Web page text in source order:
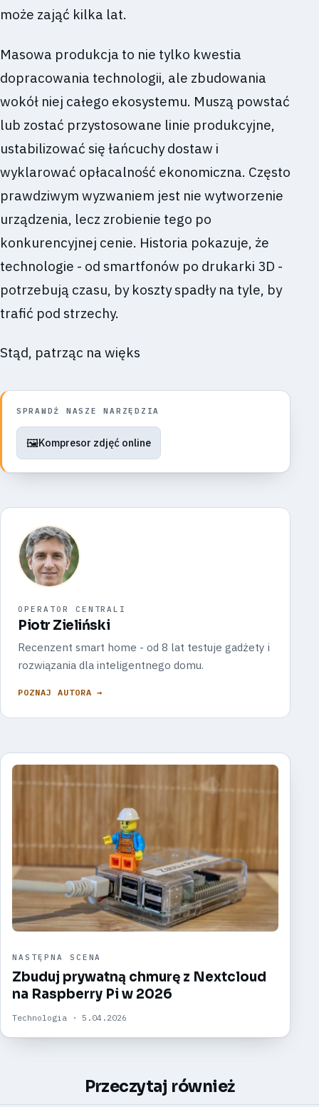
może zająć kilka lat.
Masowa produkcja to nie tylko kwestia
dopracowania technologii, ale zbudowania
wokół niej całego ekosystemu. Muszą powstać
lub zostać przystosowane linie produkcyjne,
ustabilizować się łańcuchy dostaw i
wyklarować opłacalność ekonomiczna. Często
prawdziwym wyzwaniem jest nie wytworzenie
urządzenia, lecz zrobienie tego po
konkurencyjnej cenie. Historia pokazuje, że
technologie - od smartfonów po drukarki 3D -
potrzebują czasu, by koszty spadły na tyle, by
trafić pod strzechy.
Stąd, patrząc na więks
SPRAWDŹ NASZE NARZĘDZIA
🖼️Kompresor zdjęć online
OPERATOR CENTRALI
Piotr Zieliński
Recenzent smart home - od 8 lat testuje gadżety i
rozwiązania dla inteligentnego domu.
POZNAJ AUTORA →
NASTĘPNA SCENA
Zbuduj prywatną chmurę z Nextcloud
na Raspberry Pi w 2026
Technologia · 5.04.2026
Przeczytaj również